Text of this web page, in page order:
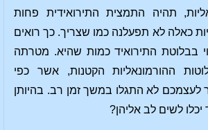
תהיה התמצית התירואידית פחות
כאלה לא תפעלנה כמו שצריך. כך רואים
בבלוטת התירואיד כמות שהיא. מטרתה
ההורמונאליות הקטנות, אשר כפי
לעצמכם לא התגלו במשך זמן רב. בהיותן
יכלו לשים לב אליהן?